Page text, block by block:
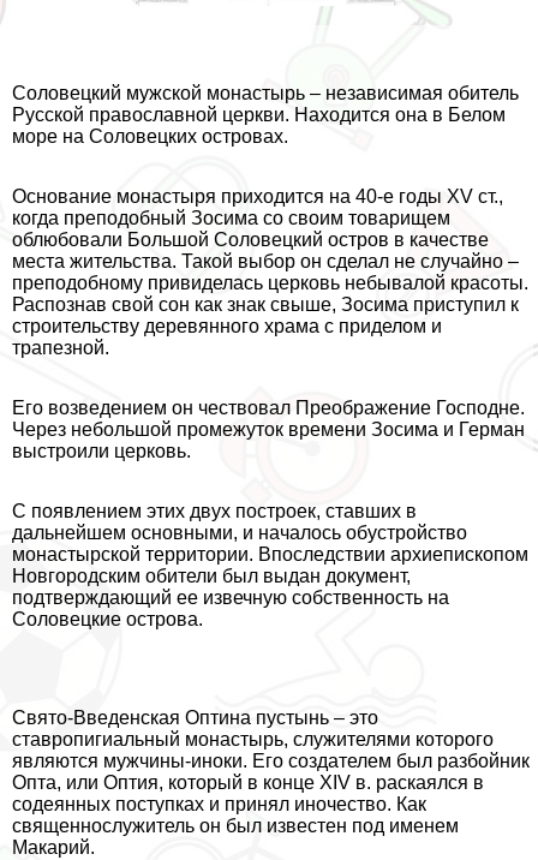
Соловецкий мужской монастырь – независимая обитель
Русской православной церкви. Находится она в Белом
море на Соловецких островах.
Основание монастыря приходится на 40-е годы XV ст.,
когда преподобный Зосима со своим товарищем
облюбовали Большой Соловецкий остров в качестве
места жительства. Такой выбор он сделал не случайно –
преподобному привиделась церковь небывалой красоты.
Распознав свой сон как знак свыше, Зосима приступил к
строительству деревянного храма с приделом и
трапезной.
Его возведением он чествовал Преображение Господне.
Через небольшой промежуток времени Зосима и Герман
выстроили церковь.
С появлением этих двух построек, ставших в
дальнейшем основными, и началось обустройство
монастырской территории. Впоследствии архиепископом
Новгородским обители был выдан документ,
подтверждающий ее извечную собственность на
Соловецкие острова.
Свято-Введенская Оптина пустынь – это
ставропигиальный монастырь, служителями которого
являются мужчины-иноки. Его создателем был разбойник
Опта, или Оптия, который в конце XIV в. раскаялся в
содеянных поступках и принял иночество. Как
священнослужитель он был известен под именем
Макарий.